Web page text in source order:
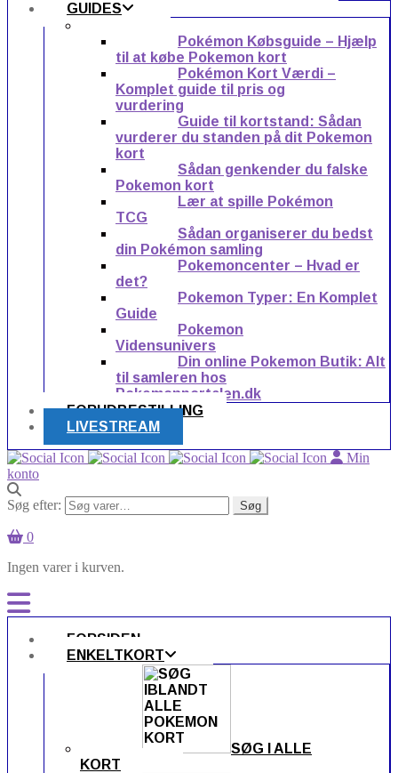
GUIDES
Pokémon Købsguide – Hjælp
til at købe Pokemon kort
Pokémon Kort Værdi –
Komplet guide til pris og
vurdering
Guide til kortstand: Sådan
vurderer du standen på dit Pokemon
kort
Sådan genkender du falske
Pokemon kort
Lær at spille Pokémon
TCG
Sådan organiserer du bedst
din Pokémon samling
Pokemoncenter – Hvad er
det?
Pokemon Typer: En Komplet
Guide
Pokemon
Vidensunivers
Din online Pokemon Butik: Alt
til samleren hos
Pokemonportalen.dk
FORUDBESTILLING
LIVESTREAM
Min
konto
Søg efter: Søg
0
Ingen varer i kurven.
FORSIDEN
ENKELTKORT
SØG I ALLE
KORT